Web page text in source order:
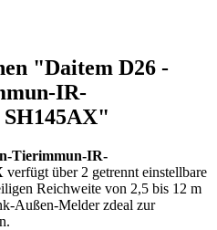
"Daitem D26 -
IR-
SH145AX"
Tierimmun-IR-
verfügt über 2 getrennt einstellbare
Reichweite von 2,5 bis 12 m
Außen-Melder zdeal zur